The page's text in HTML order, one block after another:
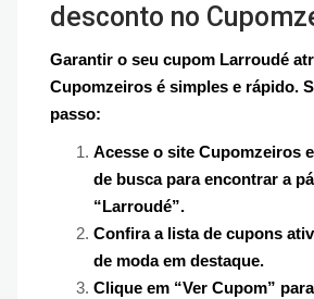
desconto no
Garantir o seu cupom Larroudé
Cupomzeiros é simples e rápido.
passo:
Acesse o site Cupomzeiros
de busca para encontrar a
“Larroudé”.
Confira a lista de cupons
de moda em destaque.
Clique em “Ver Cupom”